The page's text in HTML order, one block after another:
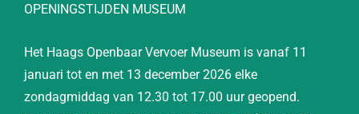
OPENINGSTIJDEN MUSEUM
Het Haags Openbaar Vervoer Museum is vanaf 11
januari tot en met 13 december 2026 elke
zondagmiddag van 12.30 tot 17.00 uur geopend.